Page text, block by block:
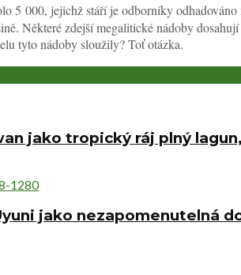
5 000, jejichž stáří je odborníky
Některé zdejší megalitické nádoby
tyto nádoby sloužily? Toť otázka.
jako tropický ráj plný
jako nezapomenutelná